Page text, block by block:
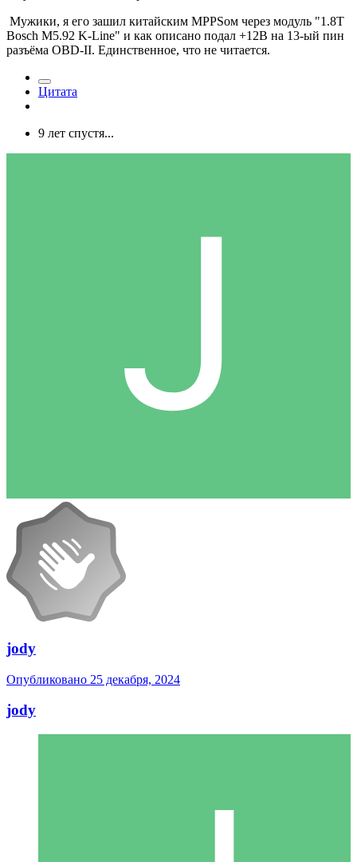
Мужики, я его зашил китайским MPPSом через модуль "1.8T
Bosch M5.92 K-Line" и как описано подал +12В на 13-ый пин
разъёма OBD-II. Единственное, что не читается.
Цитата
9 лет спустя...
jody
Опубликовано 25 декабря, 2024
jody